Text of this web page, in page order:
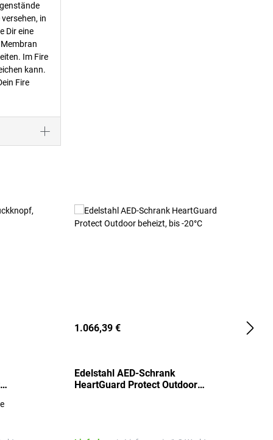
in
Dir eine
Im Fire
kann.
Fire
1.066,39 €
Edelstahl AED-Schrank
HeartGuard Protect Outdoor